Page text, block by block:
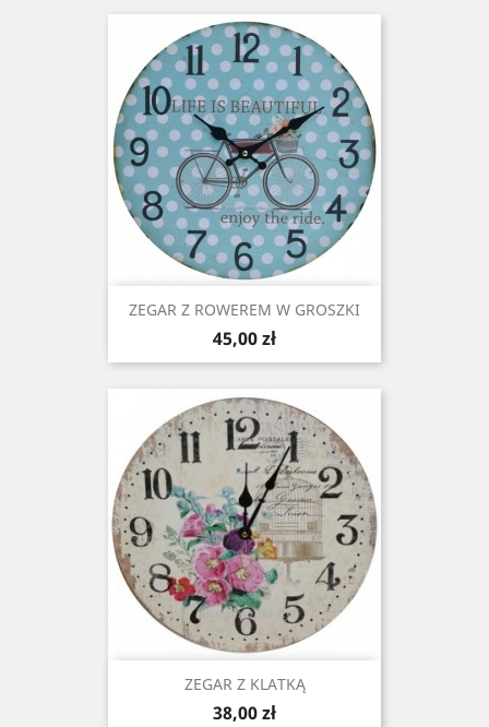
ZEGAR Z ROWEREM W GROSZKI
Cena
45,00 zł
ZEGAR Z KLATKĄ
Cena
38,00 zł